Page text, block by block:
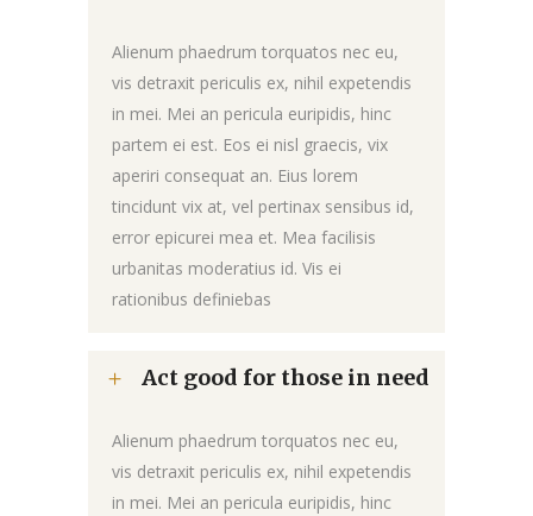
Alienum phaedrum torquatos nec eu,
vis detraxit periculis ex, nihil expetendis
in mei. Mei an pericula euripidis, hinc
partem ei est. Eos ei nisl graecis, vix
aperiri consequat an. Eius lorem
tincidunt vix at, vel pertinax sensibus id,
error epicurei mea et. Mea facilisis
urbanitas moderatius id. Vis ei
rationibus definiebas
Act good for those in need
Alienum phaedrum torquatos nec eu,
vis detraxit periculis ex, nihil expetendis
in mei. Mei an pericula euripidis, hinc